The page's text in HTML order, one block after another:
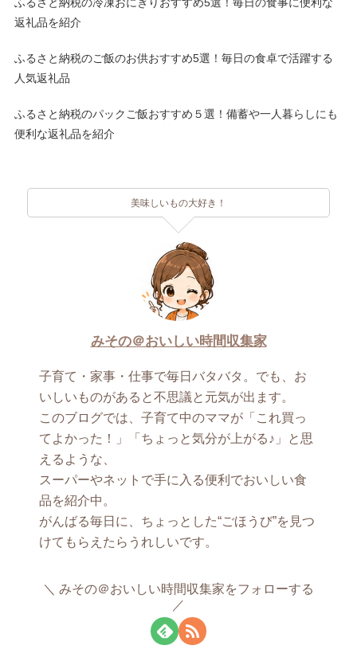
返礼品を紹介
ふるさと納税のご飯のお供おすすめ5選！毎日の食卓で活躍する
人気返礼品
ふるさと納税のパックご飯おすすめ５選！備蓄や一人暮らしにも
便利な返礼品を紹介
美味しいもの大好き！
みその＠おいしい時間収集家
子育て・家事・仕事で毎日バタバタ。でも、お
いしいものがあると不思議と元気が出ます。
このブログでは、子育て中のママが「これ買っ
てよかった！」「ちょっと気分が上がる♪」と思
えるような、
スーパーやネットで手に入る便利でおいしい食
品を紹介中。
がんばる毎日に、ちょっとした“ごほうび”を見つ
けてもらえたらうれしいです。
みその＠おいしい時間収集家をフォローする